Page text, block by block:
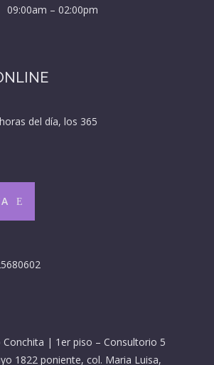
– 02:00pm
del día, los 365
Conchita | 1er piso – Consultorio 5
1822 poniente, col. Maria Luisa,